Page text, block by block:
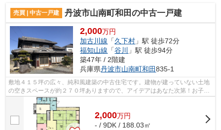
売買 | 中古一戸建 丹波市山南町和田の中古一戸建
2,000万円
加古川線 「久下村 」駅 徒歩72分
福知山線 「谷川
」駅 徒歩94分
築47年 / 2階建
兵庫県丹波市山南町和田835-1
敷地４１５坪の広々、純和風建築の中古住宅です。建物が建っていない土地
の空きスペースが約２７０坪ありますので、アイデアはあなた次第！お子さ
んの遊び場所、ドッグランも！
2,000万円
- / 9DK / 188.03㎡